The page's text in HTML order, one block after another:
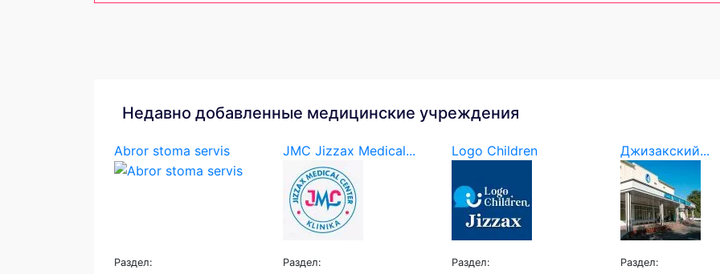
Недавно добавленные медицинские учреждения
Abror stoma servis
Раздел:
JMC Jizzax Medical...
Раздел:
Logo Children
Раздел:
Джизакский...
Раздел: